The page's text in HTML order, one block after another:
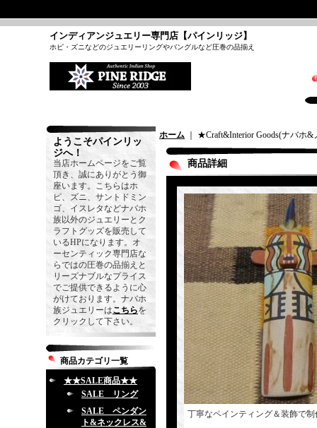
インディアンジュエリー専門店【パインリッジ】
ホピ・ズニなどのジュエリーリングやバングルなど圧巻の品揃え
ようこそパインリッ
ジへ！
当店ホームページをご覧
頂き、誠にありがとう御
座います。こちらはホ
ピ、ズニ、サントドミン
ゴ、イスレタなどナバホ
族以外のジュエリーとク
ラフトグッズを販売して
いるHPになります。オ
ーセンティック専門店な
らではの圧巻の品揃えと
リーズナブルなプライス
でご提供できるように心
がけております。ナバホ
族ジュエリーはこちらを
クリックして下さい。
商品カテゴリ一覧
★★SALE商品★★
SALE リング
SALE ペンダン
ト&ネックレス&
ホーム ｜ ★Craft&Interior Goods(ナバホ
商品詳細
丁寧なペインティング＆装飾で